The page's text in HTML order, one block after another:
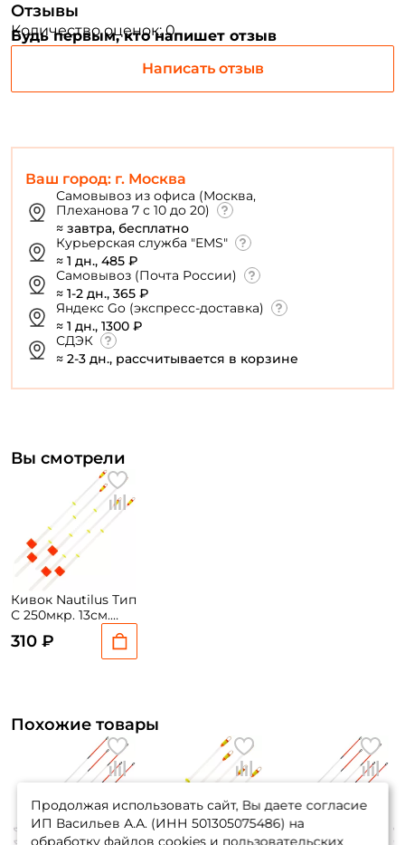
Ваш город: г. Москва
Самовывоз из офиса (Москва,
Плеханова 7 с 10 до 20)
≈ завтра, бесплатно
Курьерская служба "EMS"
≈ 1 дн., 485 ₽
Самовывоз (Почта России)
≈ 1-2 дн., 365 ₽
Яндекс Go (экспресс-доставка)
≈ 1 дн., 1300 ₽
СДЭК
≈ 2-3 дн., рассчитывается в корзине
Отзывы
Количество оценок: 0
Будь первым, кто напишет отзыв
Написать отзыв
Вы смотрели
Кивок Nautilus Тип
С 250мкр. 13см.
310 ₽
Похожие товары
Продолжая использовать сайт, Вы даете согласие
ИП Васильев А.А. (ИНН 501305075486) на
обработку файлов cookies и пользовательских
ФИО: *
Придумайте пароль: *
Повторите пароль: *
Заполняя данную форму вы соглашаетесь на обработку
персональных данных
Создать аккаунт
У меня уже есть аккаунт